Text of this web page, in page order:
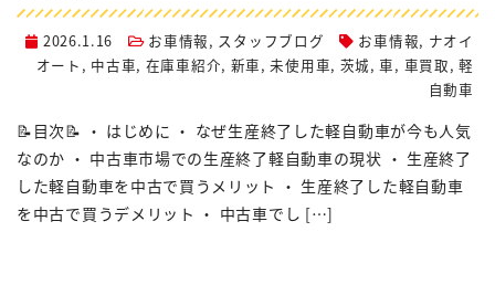
2026.1.16 お車情報, スタッフブログ お車情報, ナオイ
オート , 中古車, 在庫車紹介, 新車,未使用車, 茨城,車, 車買取,軽
自動車
📝目次📝 ・ はじめに ・ なぜ生産終了した軽自動車が今も人気
なのか ・ 中古車市場での生産終了軽自動車の現状 ・ 生産終了
した軽自動車を中古で買うメリット ・ 生産終了した軽自動車
を中古で買うデメリット ・ 中古車でし […]